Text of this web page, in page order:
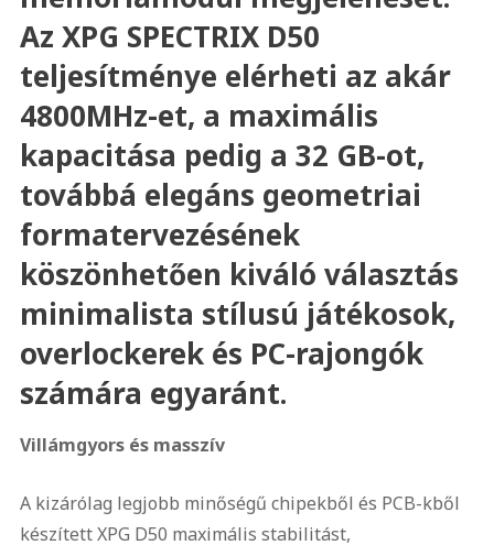
Az XPG SPECTRIX D50
teljesítménye elérheti az akár
4800MHz-et, a maximális
kapacitása pedig a 32 GB-ot,
továbbá elegáns geometriai
formatervezésének
köszönhetően kiváló választás
minimalista stílusú játékosok,
overlockerek és PC-rajongók
számára egyaránt.
Villámgyors és masszív
A kizárólag legjobb minőségű chipekből és PCB-kből
készített XPG D50 maximális stabilitást,